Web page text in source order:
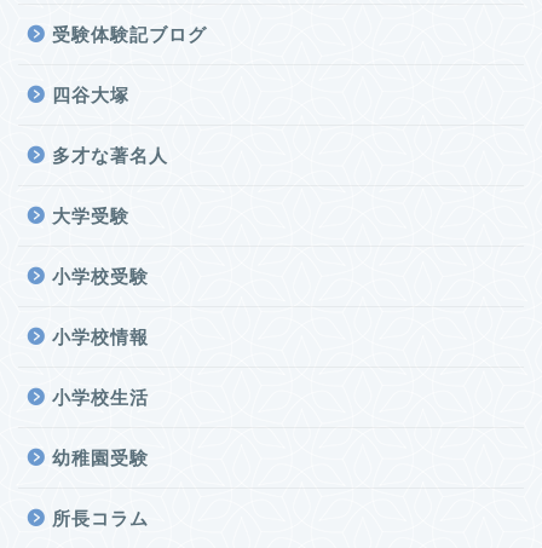
受験体験記ブログ
四谷大塚
多才な著名人
大学受験
小学校受験
小学校情報
小学校生活
幼稚園受験
所長コラム